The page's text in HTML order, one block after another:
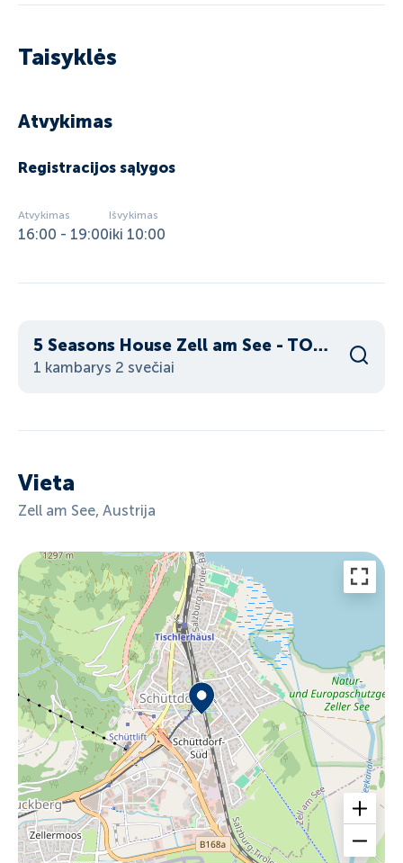
Taisyklės
Atvykimas
Registracijos sąlygos
Atvykimas
16:00 - 19:00
Išvykimas
iki 10:00
5 Seasons House Zell am See - TOP 5 Summer Card
1 kambarys 2 svečiai
Vieta
Zell am See, Austrija